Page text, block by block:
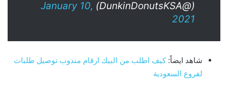
(@DunkinDonutsKSA)
January 10,
2021
شاهد ايضاً:كيف اطلب من البيك ارقام مندوب توصيل طلبات
لفروع السعودية